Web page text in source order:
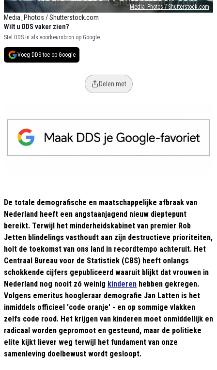
Media_Photos / Shutterstock.com
Media_Photos / Shutterstock.com
Wilt u DDS vaker zien?
Stel DDS in als voorkeursbron op Google.
Voeg DDS toe op Google
Delen met
De totale demografische en maatschappelijke afbraak van
Nederland heeft een angstaanjagend nieuw dieptepunt
bereikt. Terwijl het minderheidskabinet van premier Rob
Jetten blindelings vasthoudt aan zijn destructieve prioriteiten,
holt de toekomst van ons land in recordtempo achteruit. Het
Centraal Bureau voor de Statistiek (CBS) heeft onlangs
schokkende cijfers gepubliceerd waaruit blijkt dat vrouwen in
Nederland nog nooit zó weinig kinderen hebben gekregen.
Volgens emeritus hoogleraar demografie Jan Latten is het
inmiddels officieel 'code oranje' - en op sommige vlakken
zelfs code rood. Het krijgen van kinderen moet onmiddellijk en
radicaal worden gepromoot en gesteund, maar de politieke
elite kijkt liever weg terwijl het fundament van onze
samenleving doelbewust wordt gesloopt.